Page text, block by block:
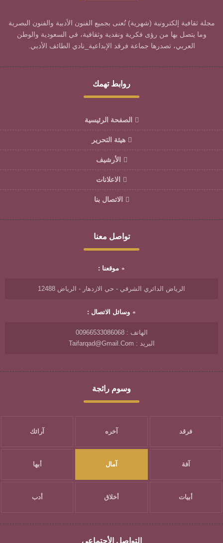
مجلة ثقافية إلكترونية (شهرية) تُعنى بجميع الفنون الأدبية والفنون البصرية
وما يتصل بها من رؤى فكرية ونقدية وثقافية، في السعودية والوطن
العربي، تصدرها جماعة فرقد الإبداعية_نادي الطائف الأدبي.
روابط تهمك
الصفحة الرئيسية
هيئة التحرير
الأرشيف
الاعلانات
الاتصال بنا
تواصل معنا
موقعنا :
الرياض الدائري الشرقي - حي الازدهار - الرياض 12488
وسائل الاتصال :
الهاتف : 00966533086068
البريد : Taifarqad@gmail.com
وسوم رائجة
فرقد آخره آرائك
آفة آمال أبها
أبيات أخلاق أدب
التواصل الأجتماعي